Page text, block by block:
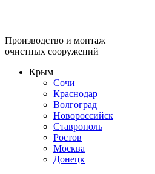
Производство и монтаж
очистных сооружений
Крым
Сочи
Краснодар
Волгоград
Новороссийск
Ставрополь
Ростов
Москва
Донецк